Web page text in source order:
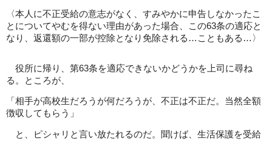
〈本人に不正受給の意志がなく、すみやかに申告しなかったこ
とについてやむを得ない理由があった場合、この63条の適応と
なり、返還額の一部が控除となり免除される…こともある…〉
役所に帰り、第63条を適応できないかどうかを上司に尋ね
る。ところが、
「相手が高校生だろうが何だろうが、不正は不正だ。当然全額
徴収してもらう」
と、ピシャリと言い放たれるのだ。聞けば、生活保護を受給